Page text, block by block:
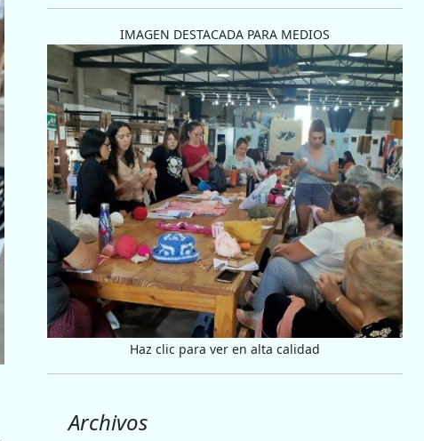
IMAGEN DESTACADA PARA MEDIOS
Haz clic para ver en alta calidad
Archivos